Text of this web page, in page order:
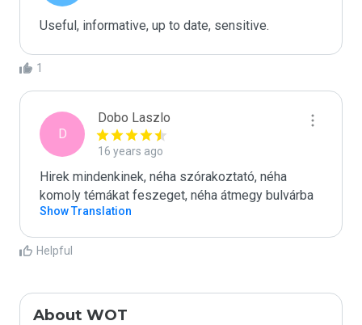
Useful, informative, up to date, sensitive.
1
D
Dobo Laszlo
16 years ago
Hirek mindenkinek, néha szórakoztató, néha
komoly témákat feszeget, néha átmegy bulvárba
Show Translation
Helpful
About WOT